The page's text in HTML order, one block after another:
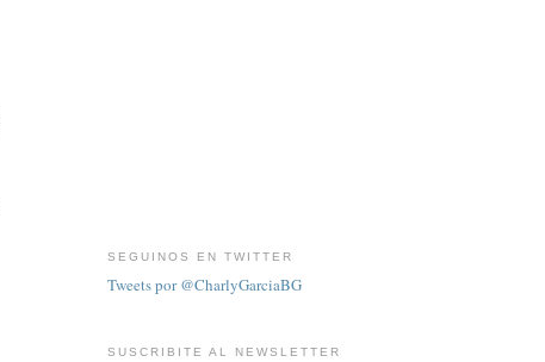
SEGUINOS EN TWITTER
Tweets por @CharlyGarciaBG
SUSCRIBITE AL NEWSLETTER